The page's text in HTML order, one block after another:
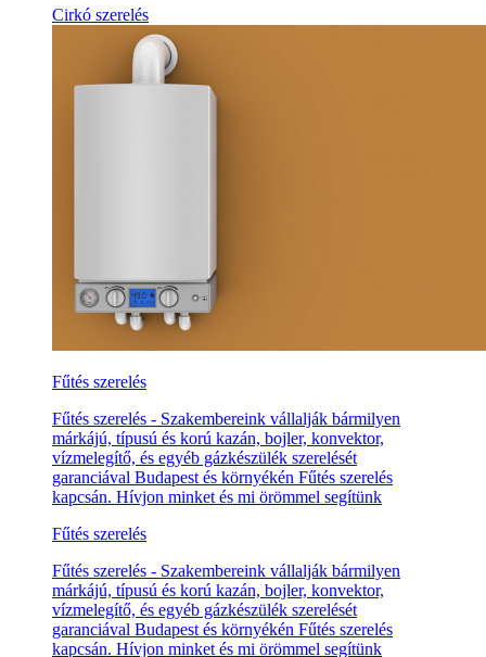
Cirkó szerelés
Fűtés szerelés
Fűtés szerelés - Szakembereink vállalják bármilyen
márkájú, típusú és korú kazán, bojler, konvektor,
vízmelegítő, és egyéb gázkészülék szerelését
garanciával Budapest és környékén Fűtés szerelés
kapcsán. Hívjon minket és mi örömmel segítünk
Fűtés szerelés
Fűtés szerelés - Szakembereink vállalják bármilyen
márkájú, típusú és korú kazán, bojler, konvektor,
vízmelegítő, és egyéb gázkészülék szerelését
garanciával Budapest és környékén Fűtés szerelés
kapcsán. Hívjon minket és mi örömmel segítünk